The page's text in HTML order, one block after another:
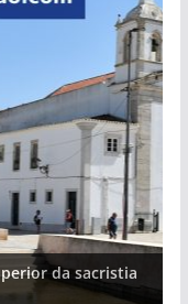
da sacristia